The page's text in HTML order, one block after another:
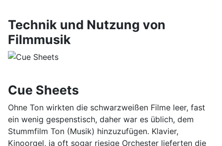
Technik und Nutzung von
Filmmusik
Cue Sheets
Ohne Ton wirkten die schwarzweißen Filme leer, fast
ein wenig gespenstisch, daher war es üblich, dem
Stummfilm Ton (Musik) hinzuzufügen. Klavier,
Kinoorgel, ja oft sogar riesige Orchester lieferten die